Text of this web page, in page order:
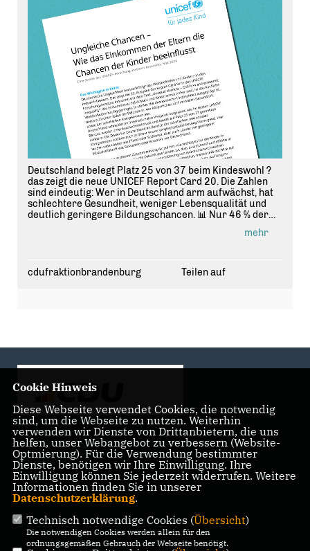
Deutschland belegt Platz 25 von 37 beim Kindeswohl ?
das zeigt die neue UNICEF Report Card 20. Die Zahlen
sind eindeutig: Wer in Deutschland arm aufwächst, hat
schlechtere Gesundheit, weniger Lebensqualität und
deutlich geringere Bildungschancen. 📊 Nur 46 % der
Kinder aus einkommensschwachen Familien erreichen
Das ist kein Zufall. Das ist das Ergebnis von zu wenig
Investition in Kinder und Familien. 👧🏽👦🏻
Grundschulen ein. Und mit dem Ausbau der Netzwerke
Familien, die Unterstützung am dringendsten brauchen.
🏫
Kinderarmut Bildungsgerechtigkeit #Brandenburg
#CDU
mehr
cdufraktionbrandenburg Teilen auf
Landtagsabgeordnete der CDU Fraktion im Landtag
Brandenburg
IMPRESSUM DATENSCHUTZ KONTAKT
Cookie Hinweis
Diese Webseite verwendet Cookies, die notwendig
sind, um die Webseite zu nutzen. Weiterhin
verwenden wir Dienste von Drittanbietern, die uns
helfen, unser Webangebot zu verbessern (Website-
Optmierung). Für die Verwendung bestimmter
Dienste, benötigen wir Ihre Einwilligung. Ihre
Einwilligung können Sie jederzeit widerrufen. Weitere
Informationen finden Sie in unserer
Datenschutzerklärung.
Technisch notwendige Cookies (Übersicht)
Die notwendigen Cookies werden allein für den
ordnungsgemäßen Gebrauch der Webseite benötigt.